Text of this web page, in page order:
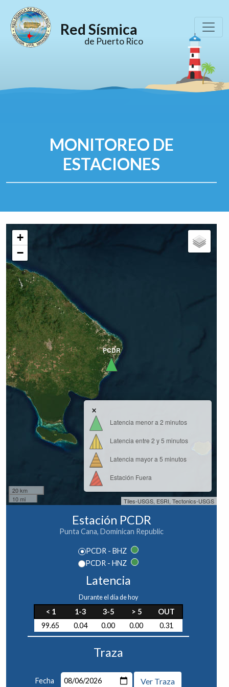
Red Sísmica
de Puerto Rico
MONITOREO DE
ESTACIONES
PCDR
+
−
20 km
10 mi
×
Latencia menor a 2 minutos
Latencia entre 2 y 5 minutos
Latencia mayor a 5 minutos
Estación Fuera
Tiles-USGS, ESRI, Tectonics-USGS
Estación PCDR
Punta Cana, Dominican Republic
PCDR - BHZ
PCDR - HNZ
Latencia
Durante el día de hoy
< 1 1-3 3-5 > 5
OUT
99.65
0.04 0.00 0.00 0.31
Traza
Fecha Ver Traza